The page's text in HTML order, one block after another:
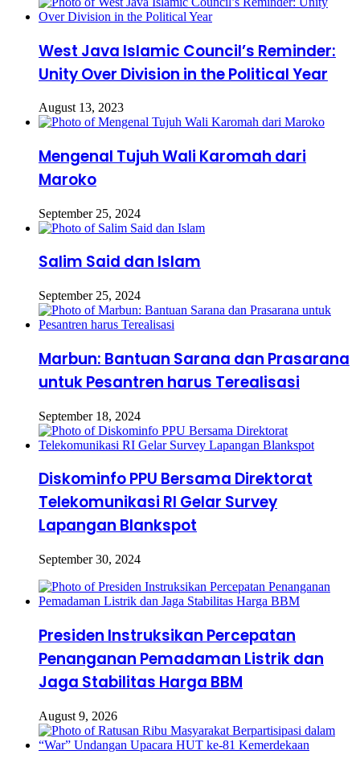
West Java Islamic Council’s Reminder:
Unity Over Division in the Political Year
August 13, 2023
Mengenal Tujuh Wali Karomah dari
Maroko
September 25, 2024
Salim Said dan Islam
September 25, 2024
Marbun: Bantuan Sarana dan Prasarana
untuk Pesantren harus Terealisasi
September 18, 2024
Diskominfo PPU Bersama Direktorat
Telekomunikasi RI Gelar Survey
Lapangan Blankspot
September 30, 2024
Presiden Instruksikan Percepatan
Penanganan Pemadaman Listrik dan
Jaga Stabilitas Harga BBM
August 9, 2026